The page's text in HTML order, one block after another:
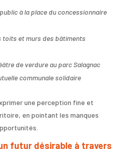
à la place du concessionnaire
toits et murs des bâtiments
de verdure au parc Salagnac
communale solidaire
une perception fine et
en pointant les manques
futur désirable à travers